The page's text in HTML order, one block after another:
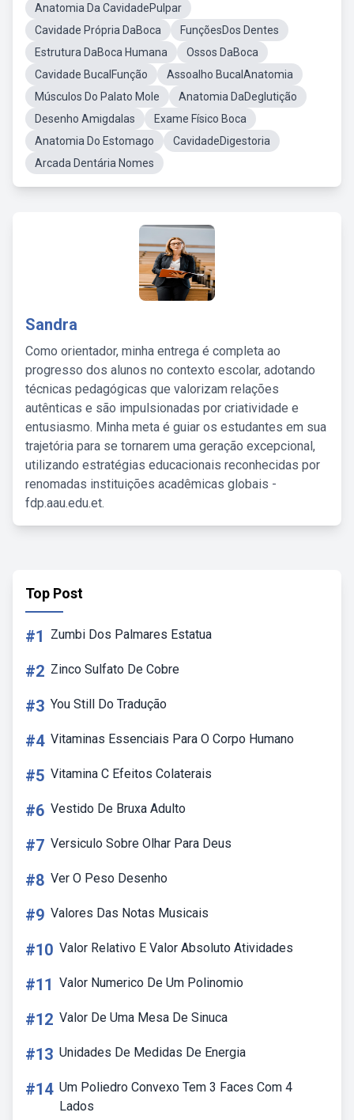
Anatomia Da CavidadePulpar
Cavidade Própria DaBoca
FunçõesDos Dentes
Estrutura DaBoca Humana
Ossos DaBoca
Cavidade BucalFunção
Assoalho BucalAnatomia
Músculos Do Palato Mole
Anatomia DaDeglutição
Desenho Amigdalas
Exame Físico Boca
Anatomia Do Estomago
CavidadeDigestoria
Arcada Dentária Nomes
Sandra
Como orientador, minha entrega é completa ao
progresso dos alunos no contexto escolar, adotando
técnicas pedagógicas que valorizam relações
autênticas e são impulsionadas por criatividade e
entusiasmo. Minha meta é guiar os estudantes em sua
trajetória para se tornarem uma geração excepcional,
utilizando estratégias educacionais reconhecidas por
renomadas instituições acadêmicas globais -
fdp.aau.edu.et.
Top Post
#1 Zumbi Dos Palmares Estatua
#2 Zinco Sulfato De Cobre
#3 You Still Do Tradução
#4 Vitaminas Essenciais Para O Corpo Humano
#5 Vitamina C Efeitos Colaterais
#6 Vestido De Bruxa Adulto
#7 Versiculo Sobre Olhar Para Deus
#8 Ver O Peso Desenho
#9 Valores Das Notas Musicais
#10 Valor Relativo E Valor Absoluto Atividades
#11 Valor Numerico De Um Polinomio
#12 Valor De Uma Mesa De Sinuca
#13 Unidades De Medidas De Energia
#14 Um Poliedro Convexo Tem 3 Faces Com 4
Lados